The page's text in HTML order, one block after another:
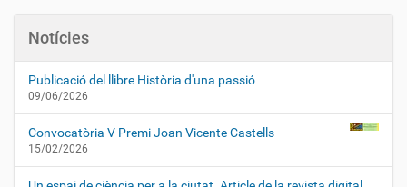
Notícies
Publicació del llibre Història d'una passió
09/06/2026
Convocatòria V Premi Joan Vicente Castells
15/02/2026